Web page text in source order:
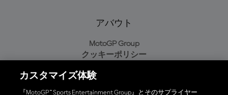
アバウト
MotoGP Group
クッキーポリシー
プライバシーポリシー
購入ポリシー
カスタマイズ体験
『MotoGP™ Sports Entertainment Group』とそのサプライヤー